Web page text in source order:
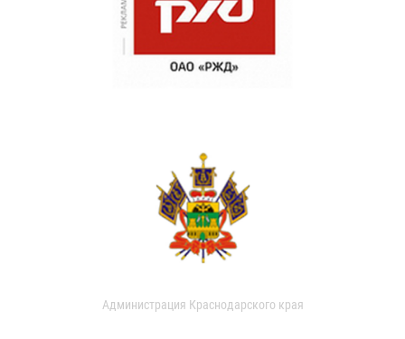
Администрация Краснодарского края